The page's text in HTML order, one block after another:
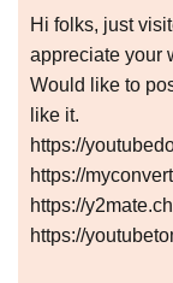
Hi folks, just
appreciate your
Would like to
like it.
https://
https://
https://
https://